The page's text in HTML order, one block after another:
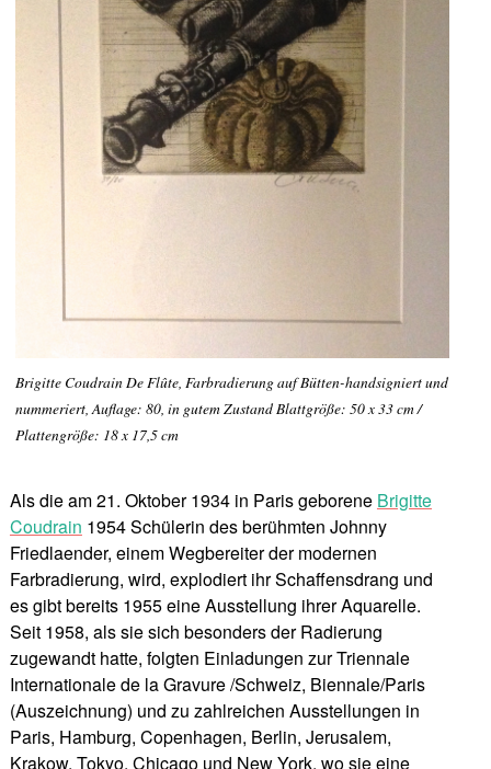
Brigitte Coudrain De Flûte, Farbradierung auf Bütten-handsigniert und
nummeriert, Auflage: 80, in gutem Zustand Blattgröße: 50 x 33 cm /
Plattengröße: 18 x 17,5 cm
Als die am 21. Oktober 1934 in Paris geborene Brigitte
Coudrain 1954 Schülerin des berühmten Johnny
Friedlaender, einem Wegbereiter der modernen
Farbradierung, wird, explodiert ihr Schaffensdrang und
es gibt bereits 1955 eine Ausstellung ihrer Aquarelle.
Seit 1958, als sie sich besonders der Radierung
zugewandt hatte, folgten Einladungen zur Triennale
Internationale de la Gravure /Schweiz, Biennale/Paris
(Auszeichnung) und zu zahlreichen Ausstellungen in
Paris, Hamburg, Copenhagen, Berlin, Jerusalem,
Krakow, Tokyo, Chicago und New York, wo sie eine